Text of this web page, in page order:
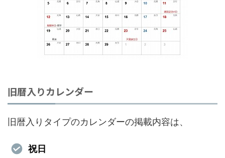
旧暦入りカレンダー
旧暦入りタイプのカレンダーの掲載内容は、
祝日